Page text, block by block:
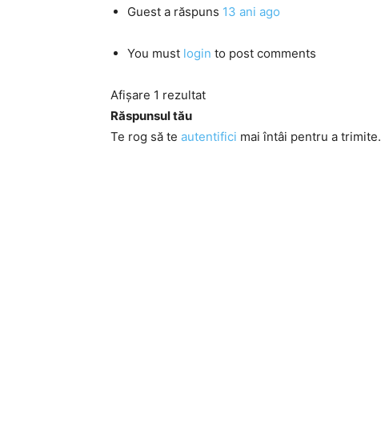
Guest a răspuns 13 ani ago
You must login to post comments
Afișare 1 rezultat
Răspunsul tău
Te rog să te autentifici mai întâi pentru a trimite.